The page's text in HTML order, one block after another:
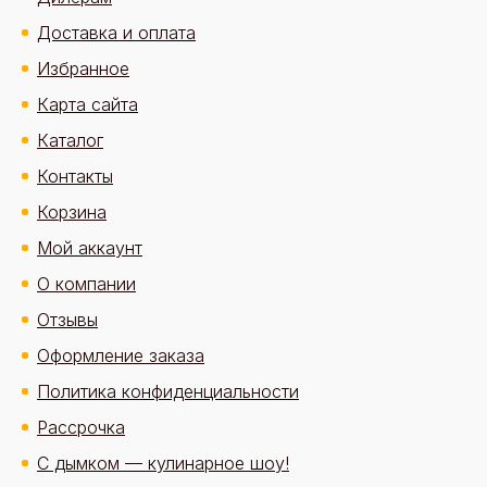
Доставка и оплата
Избранное
Карта сайта
Каталог
Контакты
Корзина
Мой аккаунт
О компании
Отзывы
Оформление заказа
Политика конфиденциальности
Рассрочка
С дымком — кулинарное шоу!